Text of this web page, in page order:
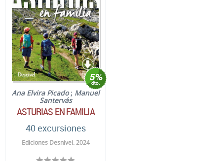
Ana Elvira Picado; Manuel
Santervás
ASTURIAS EN FAMILIA
40 excursiones
Ediciones Desnivel. 2024